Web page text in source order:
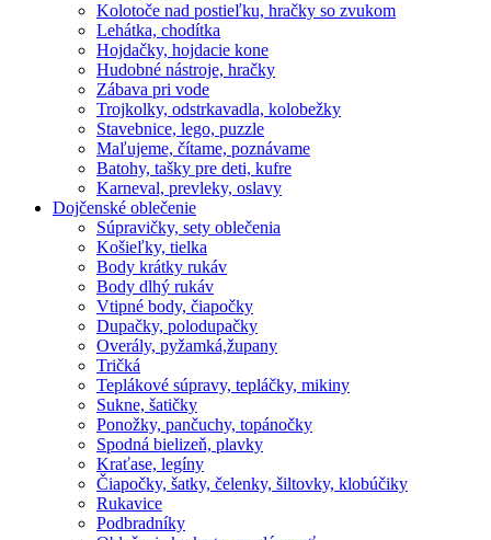
Kolotoče nad postieľku, hračky so zvukom
Lehátka, chodítka
Hojdačky, hojdacie kone
Hudobné nástroje, hračky
Zábava pri vode
Trojkolky, odstrkavadla, kolobežky
Stavebnice, lego, puzzle
Maľujeme, čítame, poznávame
Batohy, tašky pre deti, kufre
Karneval, prevleky, oslavy
Dojčenské oblečenie
Súpravičky, sety oblečenia
Košieľky, tielka
Body krátky rukáv
Body dlhý rukáv
Vtipné body, čiapočky
Dupačky, polodupačky
Overály, pyžamká,župany
Tričká
Teplákové súpravy, tepláčky, mikiny
Sukne, šatičky
Ponožky, pančuchy, topánočky
Spodná bielizeň, plavky
Kraťase, legíny
Čiapočky, šatky, čelenky, šiltovky, klobúčiky
Rukavice
Podbradníky